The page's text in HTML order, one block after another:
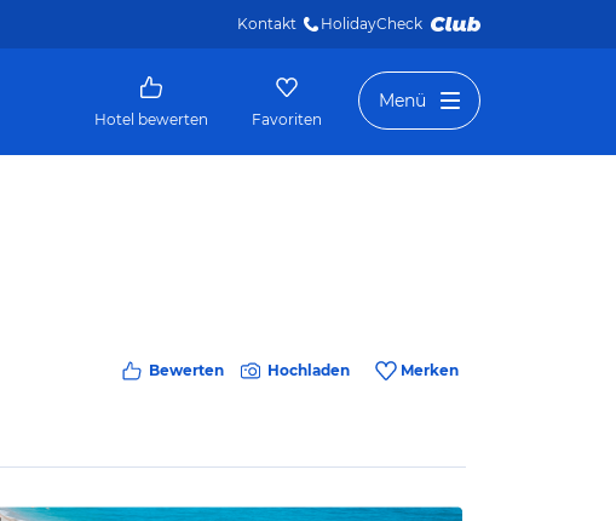
Kontakt HolidayCheck
Hotel bewerten Favoriten
Menü
Bewerten Hochladen Merken